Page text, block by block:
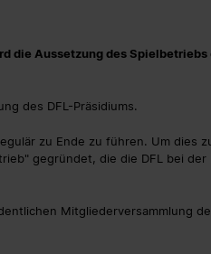
die Aussetzung des Spielbetriebs
des DFL-Präsidiums.
zu Ende zu führen. Um dies
gegründet, die die DFL bei der
Mitgliederversammlung